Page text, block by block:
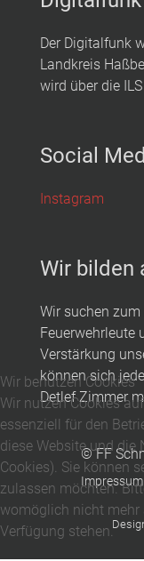
Der Digitalfunk
Landkreis
wird über die
Social
Instagram
Wir bilden
Wir suchen
Feuerwehrleute
Verstärkung
können sich
Detlef Zimmer
© FF
Wir benutzen Cookies
Wir nutzen Cookies
essenziell für den
diese Website und die
Cookies). Sie können
zulassen möchten.
womöglich nicht mehr
Verfügung stehen.